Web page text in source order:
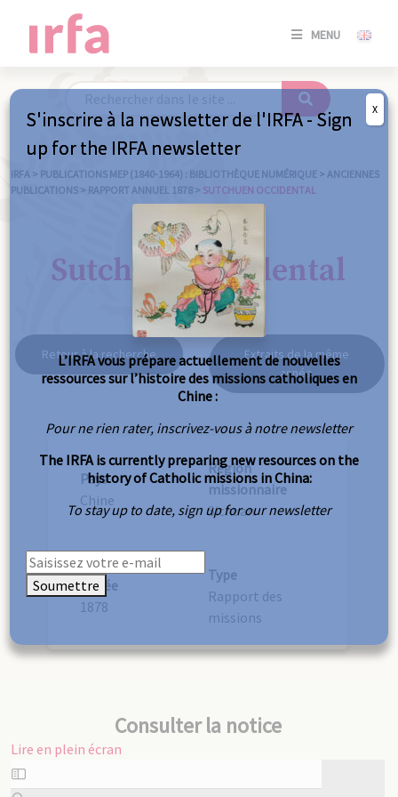
MENU
SE
/
IRFA > PUBLICATIONS MEP (1840-1964) : BIBLIOTHÈQUE NUMÉRIQUE > ANCIENNES
PUBLICATIONS > RAPPORT ANNUEL 1878 > SUTCHUEN OCCIDENTAL
Sutchuen occidental
Retour à la recherche
Extraits de la même
année
Pays
Chine
Région
missionnaire
Sichuan
Année
1878
Type
Rapport des
missions
Consulter la notice
Lire en plein écran
Aller
au
S'inscrire à la newsletter de l'IRFA - Sign
up for the IRFA newsletter
L’IRFA vous prépare actuellement de nouvelles
ressources sur l’histoire des missions catholiques en
Chine :
Pour ne rien rater, inscrivez-vous à notre newsletter
The IRFA is currently preparing new resources on the
history of Catholic missions in China:
To stay up to date, sign up for our newsletter
Soumettre
X